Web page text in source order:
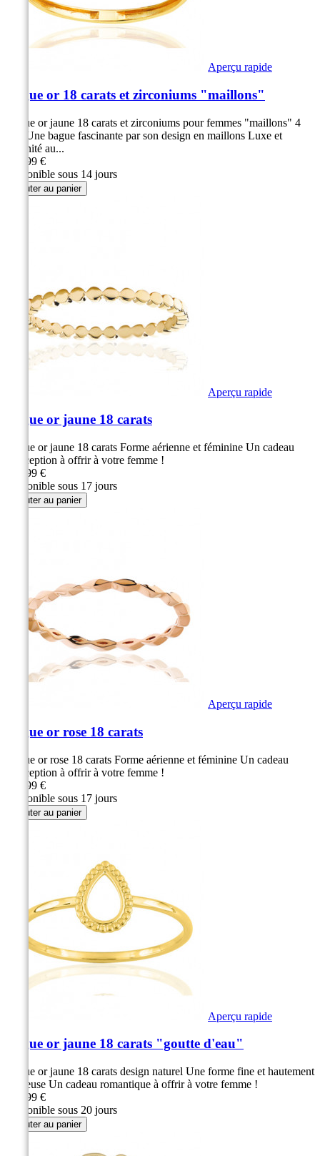
Aperçu rapide
Bague or 18 carats et zirconiums "maillons"
Bague or jaune 18 carats et zirconiums pour femmes "maillons" 4
mm Une bague fascinante par son design en maillons Luxe et
féminité au...
289,99 €
Disponible sous 14 jours
Ajouter au panier
Aperçu rapide
Bague or jaune 18 carats
Bague or jaune 18 carats Forme aérienne et féminine Un cadeau
d'exception à offrir à votre femme !
299,99 €
Disponible sous 17 jours
Ajouter au panier
Aperçu rapide
Bague or rose 18 carats
Bague or rose 18 carats Forme aérienne et féminine Un cadeau
d'exception à offrir à votre femme !
299,99 €
Disponible sous 17 jours
Ajouter au panier
Aperçu rapide
Bague or jaune 18 carats "goutte d'eau"
Bague or jaune 18 carats design naturel Une forme fine et hautement
luxueuse Un cadeau romantique à offrir à votre femme !
309,99 €
Disponible sous 20 jours
Ajouter au panier